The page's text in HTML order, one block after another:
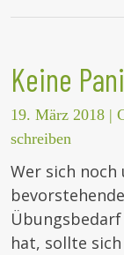
Keine
19. März 2018 |
schreiben
Wer sich
hat, sollte